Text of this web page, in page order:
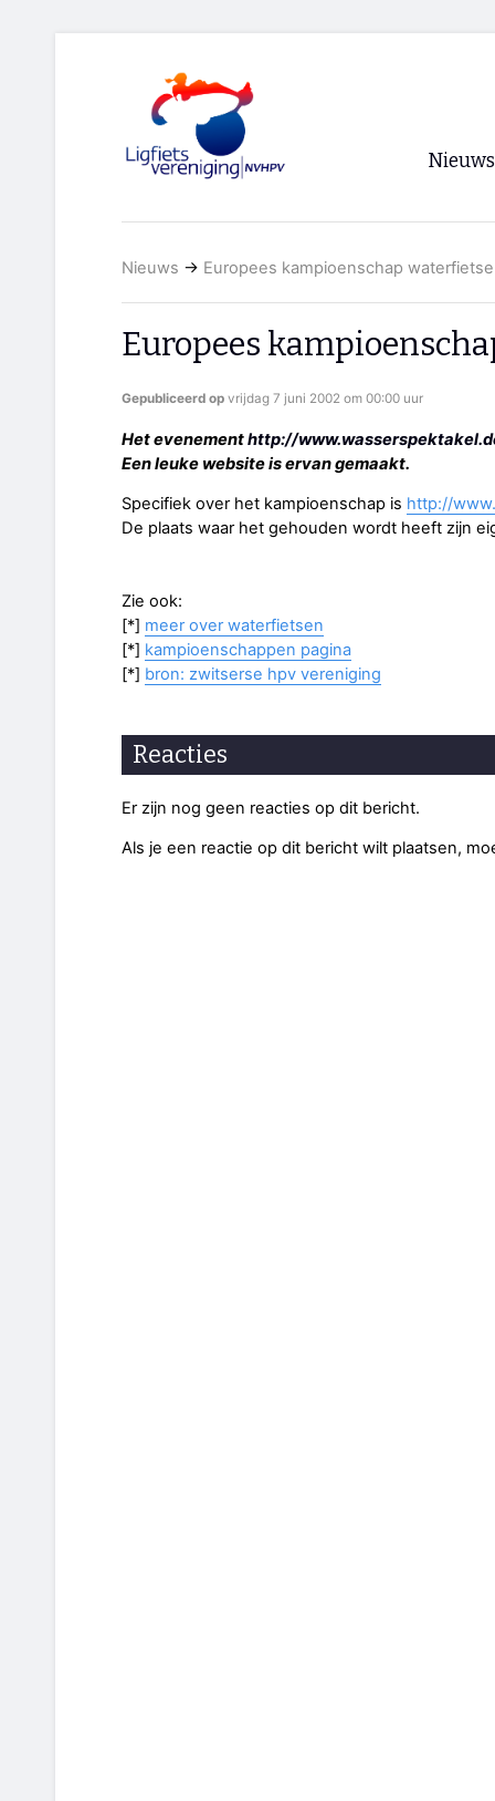
Nieuws
RSS
Nieuws → Europees kampioenschap
Europees
Gepubliceerd op vrijdag 7 juni 2002 om 00:00 uur
Het evenementhttp://
Een leuke website is ervan gemaakt.
Specifiek over het kampioenschap is http://
De plaats waar het gehouden wordt heeft zijn
Zie ook:
[*] meer over waterfietsen
[*] kampioenschappen pagina
[*] bron: zwitserse hpv vereniging
Reacties
Er zijn nog geen reacties op dit bericht.
Als je een reactie op dit bericht wilt plaatsen,